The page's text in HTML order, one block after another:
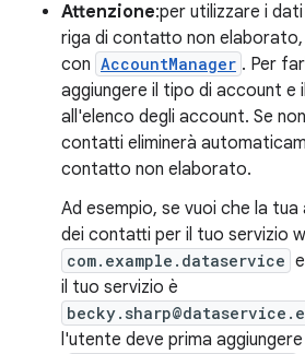
Attenzione:per utilizzare i
riga di contatto non
con AccountManager . Per
aggiungere il tipo di account e
all'elenco degli account. Se
contatti eliminerà
contatto non elaborato.
Ad esempio, se vuoi che la
dei contatti per il tuo servizio
com.example.dataservice
il tuo servizio è
l'utente deve prima